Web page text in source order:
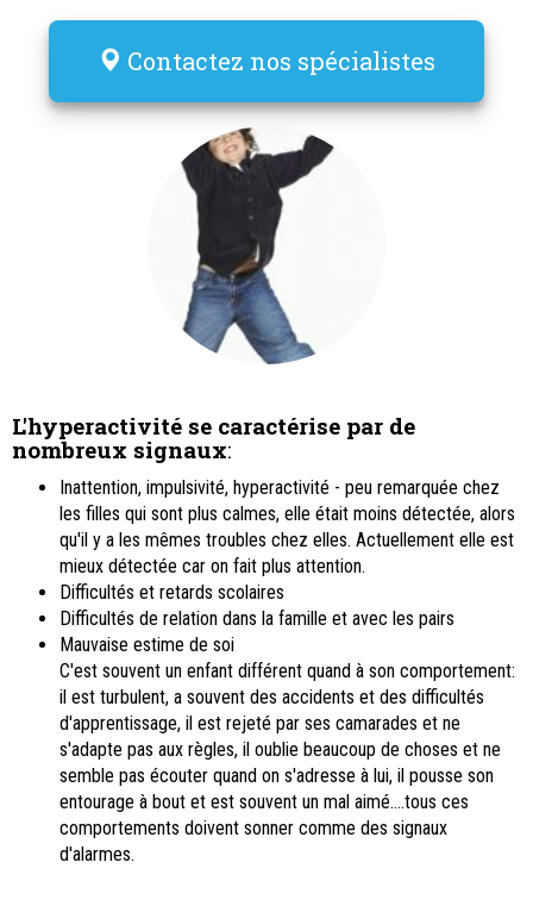
Contactez nos spécialistes
L'hyperactivité se caractérise par de
nombreux signaux:
Inattention, impulsivité, hyperactivité - peu remarquée chez
les filles qui sont plus calmes, elle était moins détectée, alors
qu'il y a les mêmes troubles chez elles. Actuellement elle est
mieux détectée car on fait plus attention.
Difficultés et retards scolaires
Difficultés de relation dans la famille et avec les pairs
Mauvaise estime de soi
C'est souvent un enfant différent quand à son comportement:
il est turbulent, a souvent des accidents et des difficultés
d'apprentissage, il est rejeté par ses camarades et ne
s'adapte pas aux règles, il oublie beaucoup de choses et ne
semble pas écouter quand on s'adresse à lui, il pousse son
entourage à bout et est souvent un mal aimé....tous ces
comportements doivent sonner comme des signaux
d'alarmes.